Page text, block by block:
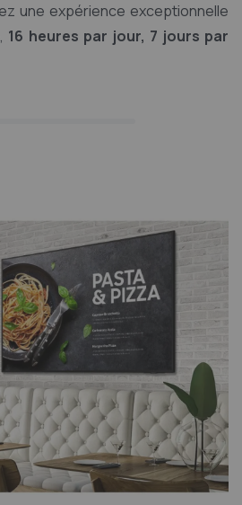
une expérience exceptionnelle
16 heures par jour, 7 jours par